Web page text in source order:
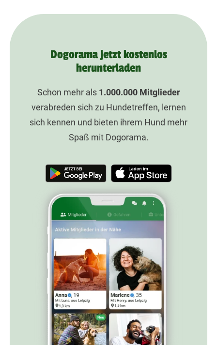
Dogorama jetzt kostenlos
herunterladen
Schon mehr als 1.000.000Mitglieder
verabreden sich zu Hundetreffen, lernen
sich kennen und bieten ihrem Hund mehr
Spaß mit Dogorama.